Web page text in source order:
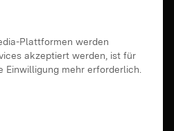
Plattformen werden
akzeptiert werden, ist für
mehr erforderlich.